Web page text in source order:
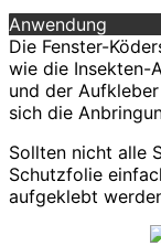
Anwendung
Die Fenster-
wie die Insekten-
und der
sich die
Sollten nicht alle
Schutzfolie
aufgeklebt